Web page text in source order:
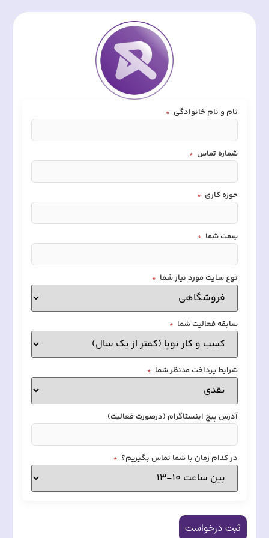
نام و نام خانوادگی *
شماره تماس *
حوزه کاری *
سِمت شما *
نوع سایت مورد نیاز شما *
سابقه فعالیت شما *
شرایط پرداخت مدنظر شما *
آدرس پیج اینستاگرام (درصورت فعالیت)
در کدام زمان با شما تماس بگیریم؟ *